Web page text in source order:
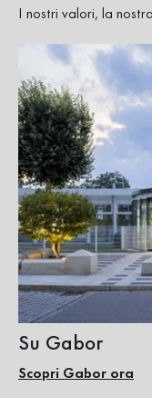
I nostri valori, la
Su Gabor
Scopri Gabor ora